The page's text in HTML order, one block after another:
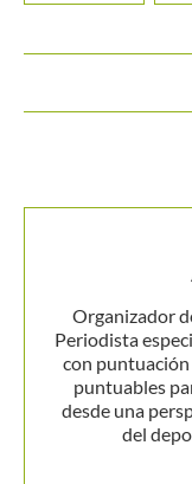
Organizador
Periodista
con
puntuables
desde una
del